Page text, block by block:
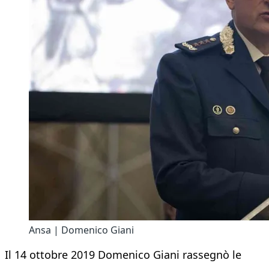
Ansa | Domenico Giani
Il 14 ottobre 2019 Domenico Giani rassegnò le